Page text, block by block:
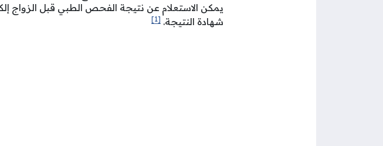
يمكن الاستعلام عن نتيجة الفحص الطبي قبل الزواج
شهادة النتيجة. [1]